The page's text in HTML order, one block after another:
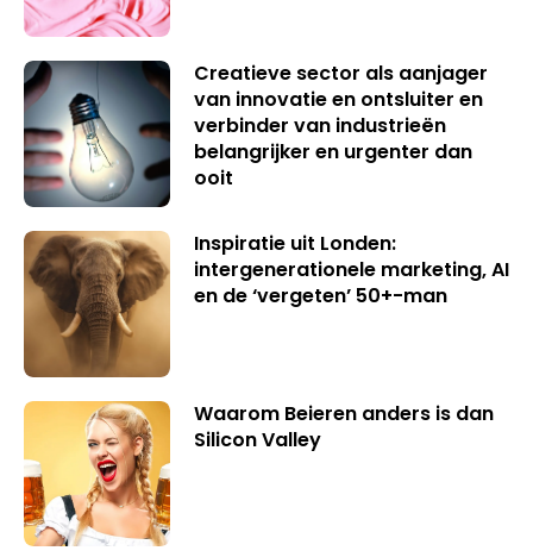
Creatieve sector als aanjager
van innovatie en ontsluiter en
verbinder van industrieën
belangrijker en urgenter dan
ooit
Inspiratie uit Londen:
intergenerationele marketing, AI
en de ‘vergeten’ 50+-man
Waarom Beieren anders is dan
Silicon Valley